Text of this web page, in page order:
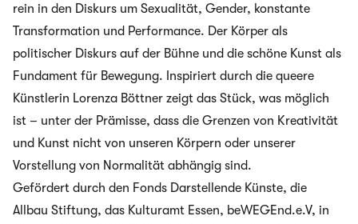
rein in den Diskurs um Sexualität, Gender, konstante
Transformation und Performance. Der Körper als
politischer Diskurs auf der Bühne und die schöne Kunst als
Fundament für Bewegung. Inspiriert durch die queere
Künstlerin Lorenza Böttner zeigt das Stück, was möglich
ist – unter der Prämisse, dass die Grenzen von Kreativität
und Kunst nicht von unseren Körpern oder unserer
Vorstellung von Normalität abhängig sind.
Gefördert durch den Fonds Darstellende Künste, die
Allbau Stiftung, das Kulturamt Essen, beWEGEnd.e.V, in